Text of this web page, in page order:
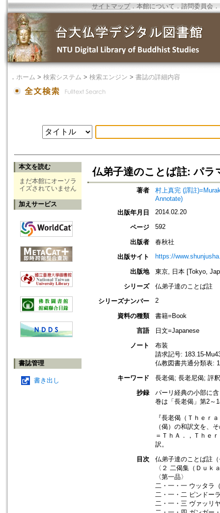
サイトマップ．本館について ． 諮問委員会 ．
． ホーム > 検索システム > 検索エンジン > 書誌の詳細内容
本文を読む
まだ本館にオーソラ
イズされていません
加えサービス
書誌管理
書き出し
仏弟子達のことば註: パラ
著者
村上真完 (譯註
Annotate)
出版年月日
2014.02.20
ページ 592
出版者
春秋社
出版サイト
https://
出版地
東京, 日本 [Tokyo,
シリーズ
仏弟子達のことば註
シリーズナンバー
2
資料の種類
書籍=Book
言語
日文=Japanese
ノート
布装
請求記号: 183.15-
仏教図書共通分類表:
キーワード
長老偈; 長老尼偈; 評釈
抄録
パーリ経典の小部に
巻は「長老偈」第2～
『長老偈（Ｔｈｅｒ
（偈）の和訳文を、
＝ＴｈＡ．，Ｔｈｅ
訳。
目次
仏弟子達のことば註
〈２ 二偈集（Ｄｕｋ
〈第一品〉
二・一・一 ウッタラ
二・一・二 ピンドー
二・一・三 ヴァッリ